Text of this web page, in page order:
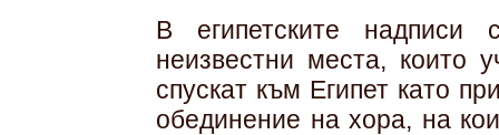
В египетските надписи
неизвестни места, които
спускат към Египет като
обединение на хора, на